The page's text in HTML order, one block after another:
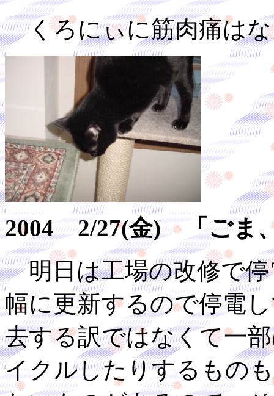
くろにぃに筋肉痛はな
2004 2/27(金) 「ごま
明日は工場の改修で停
幅に更新するので停電
去する訳ではなくて一
イクルしたりするもの